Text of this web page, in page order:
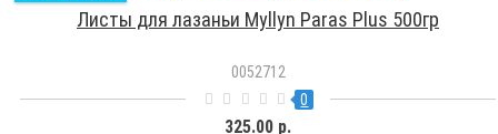
Листы для лазаньи Myllyn Paras Plus 500гр
0052712
0
325.00 р.